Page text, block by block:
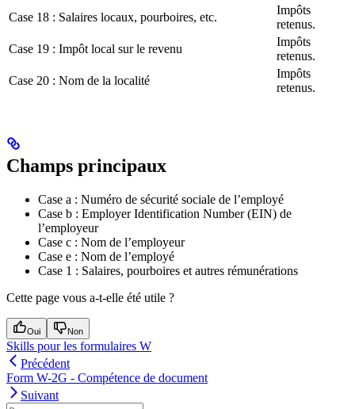
Case 18 : Salaires locaux, pourboires, etc.
Impôts
retenus.
Case 19 : Impôt local sur le revenu
Impôts
retenus.
Case 20 : Nom de la localité
Impôts
retenus.
Champs principaux
Case a : Numéro de sécurité sociale de l’employé
Case b : Employer Identification Number (EIN) de
l’employeur
Case c : Nom de l’employeur
Case e : Nom de l’employé
Case 1 : Salaires, pourboires et autres rémunérations
Cette page vous a-t-elle été utile ?
Oui Non
Skills pour les formulaires W
Précédent
Form W-2G - Compétence de document
Suivant